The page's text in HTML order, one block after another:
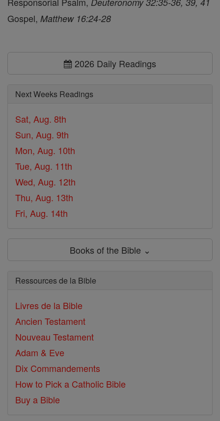
Gospel, Matthew 16:24-28
2026 Daily Readings
Next Weeks Readings
Sat, Aug. 8th
Sun, Aug. 9th
Mon, Aug. 10th
Tue, Aug. 11th
Wed, Aug. 12th
Thu, Aug. 13th
Fri, Aug. 14th
Books of the Bible ⌄
Ressources de la Bible
Livres de la Bible
Ancien Testament
Nouveau Testament
Adam & Eve
Dix Commandements
How to Pick a Catholic Bible
Buy a Bible